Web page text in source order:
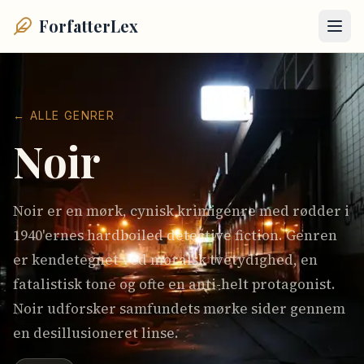
ForfatterLex
← ALLE GENRER
Noir
Noir er en mørk, cynisk krimigenre med rødder i
1940'ernes hardboiled detective fiction. Genren
er kendetegnet ved moralsk tvetydighed, en
fatalistisk tone og ofte en anti-helt protagonist.
Noir udforsker samfundets mørke sider gennem
en desillusioneret linse.